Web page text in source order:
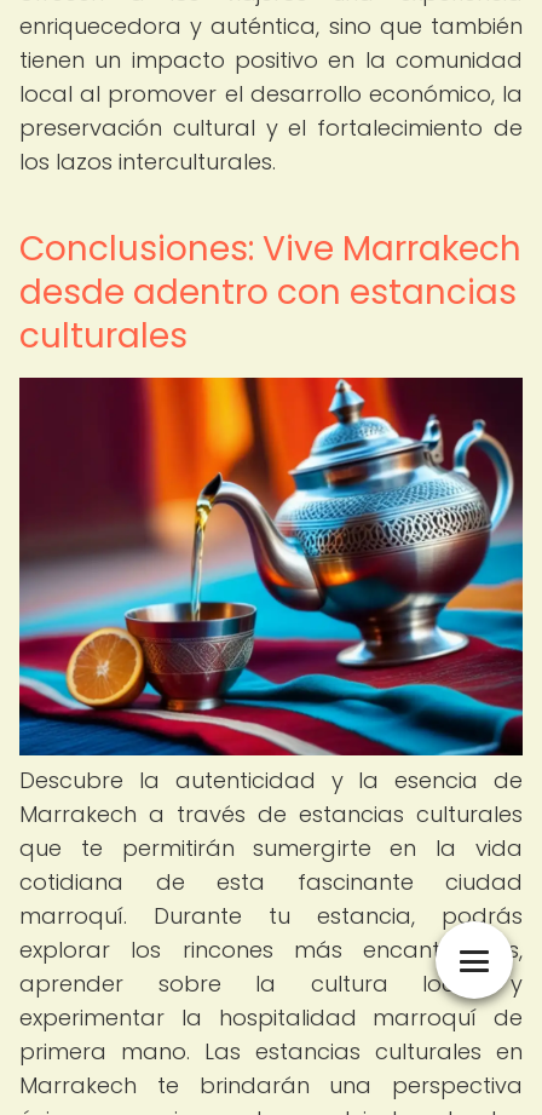
enriquecedora y auténtica, sino que también
tienen un impacto positivo en la comunidad
local al promover el desarrollo económico, la
preservación cultural y el fortalecimiento de
los lazos interculturales.
Conclusiones: Vive Marrakech
desde adentro con estancias
culturales
Descubre la autenticidad y la esencia de
Marrakech a través de estancias culturales
que te permitirán sumergirte en la vida
cotidiana de esta fascinante ciudad
marroquí. Durante tu estancia, podrás
explorar los rincones más encantadores,
aprender sobre la cultura local y
experimentar la hospitalidad marroquí de
primera mano. Las estancias culturales en
Marrakech te brindarán una perspectiva